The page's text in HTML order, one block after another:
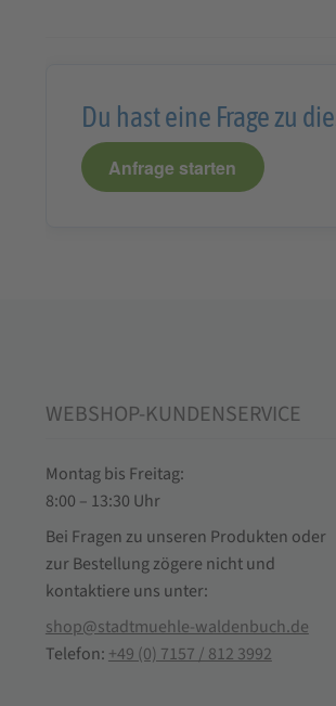
Du hast eine Frage zu
Anfrage starten
WEBSHOP-KUNDENSERVICE
Montag bis Freitag:
8:00 – 13:30 Uhr
Bei Fragen zu unseren Produkten oder
zur Bestellung zögere nicht und
kontaktiere uns unter:
shop@stadtmuehle-waldenbuch.de
Telefon: +49 (0) 7157 / 812 3992